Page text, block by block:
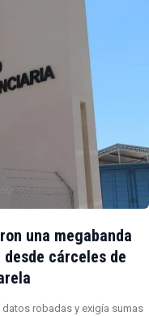
una megabanda
cárceles de
robadas y exigía sumas